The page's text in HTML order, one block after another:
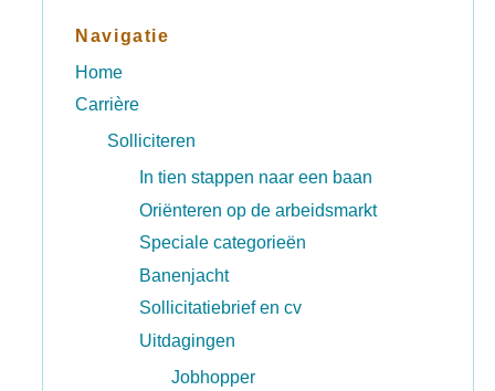
Navigatie
Home
Carrière
Solliciteren
In tien stappen naar een baan
Oriënteren op de arbeidsmarkt
Speciale categorieën
Banenjacht
Sollicitatiebrief en cv
Uitdagingen
Jobhopper